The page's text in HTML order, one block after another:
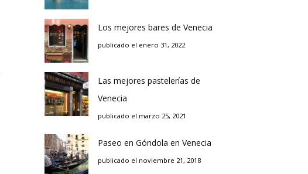
Los mejores bares de Venecia
publicado el enero 31, 2022
Las mejores pastelerías de
Venecia
publicado el marzo 25, 2021
Paseo en Góndola en Venecia
publicado el noviembre 21, 2018